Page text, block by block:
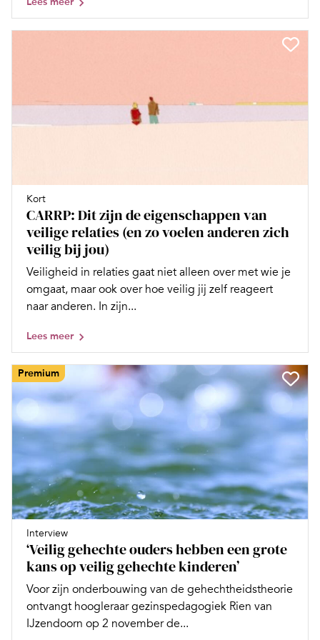
Kort
CARRP: Dit zijn de eigenschappen van
veilige relaties (en zo voelen anderen zich
veilig bij jou)
Veiligheid in relaties gaat niet alleen over met wie je
omgaat, maar ook over hoe veilig jij zelf reageert
naar anderen. In zijn...
Lees meer
Premium
Interview
‘Veilig gehechte ouders hebben een grote
kans op veilig gehechte kinderen’
Voor zijn onderbouwing van de gehechtheidstheorie
ontvangt hoogleraar gezinspedagogiek Rien van
IJzendoorn op 2 november de...